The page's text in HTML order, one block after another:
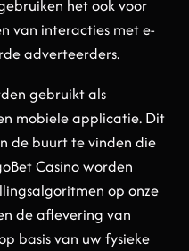
het ook voor
van interacties met e-
adverteerders.
gebruikt als
mobiele applicatie. Dit
de buurt te vinden die
Casino worden
op onze
de aflevering van
basis van uw fysieke